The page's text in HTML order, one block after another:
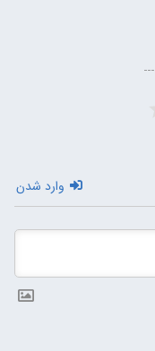
وارد شدن